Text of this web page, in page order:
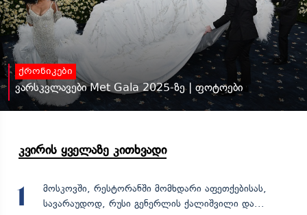
ქრონიკები
ვარსკვლავები Met Gala 2025-ზე | ფოტოები
კვირის ყველაზე კითხვადი
1
მოსკოვში, რესტორანში მომხდარი აფეთქებისას,
სავარაუდოდ, რუსი გენერლის ქალიშვილი და...